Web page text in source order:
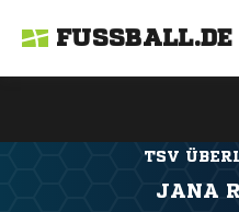
FUSSBALL.DE
TSV
JANA